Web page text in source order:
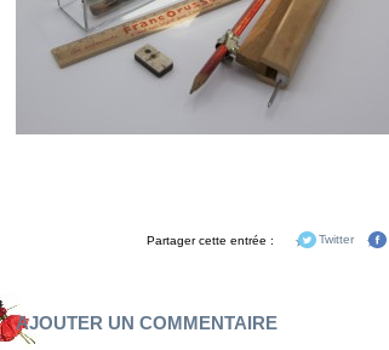
Partager cette entrée : Twitter
AJOUTER UN COMMENTAIRE